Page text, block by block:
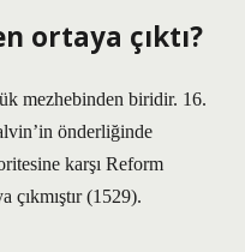
ortaya çıktı?
mezhebinden biridir. 16.
önderliğinde
karşı Reform
çıkmıştır (1529).